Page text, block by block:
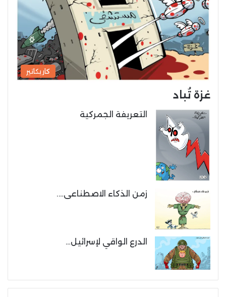
كاريكاتير
غزة تُباد
التعريفة الجمركية
زمن الذكاء الاصطناعى….
الدرع الواقي لإسرائيل…